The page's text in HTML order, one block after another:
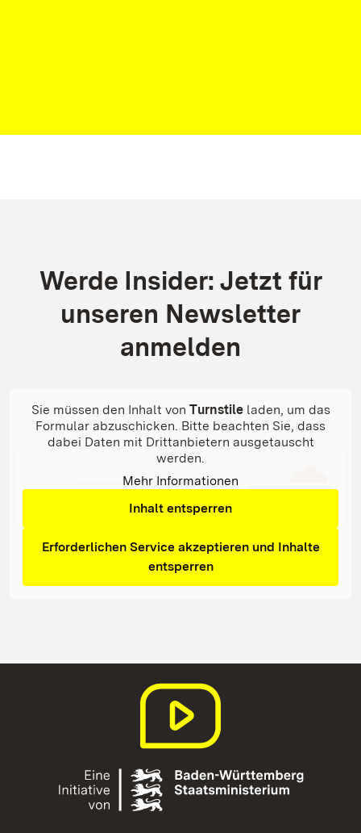
Kontakt
Werde Insider: Jetzt für
unseren Newsletter
anmelden
Sie müssen den Inhalt von Turnstileladen, um das
Formular abzuschicken. Bitte beachten Sie, dass
dabei Daten mit Drittanbietern ausgetauscht
werden.
Mehr Informationen
Inhalt entsperren
Erforderlichen Service akzeptieren und Inhalte
entsperren